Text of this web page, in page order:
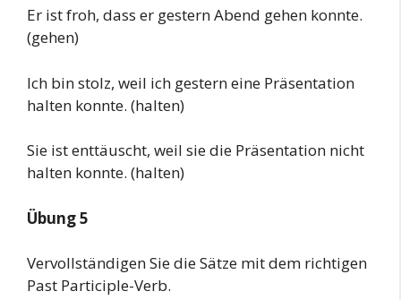
Er ist froh, dass er gestern Abend gehen konnte.
(gehen)
Ich bin stolz, weil ich gestern eine Präsentation
halten konnte. (halten)
Sie ist enttäuscht, weil sie die Präsentation nicht
halten konnte. (halten)
Übung 5
Vervollständigen Sie die Sätze mit dem richtigen
Past Participle-Verb.